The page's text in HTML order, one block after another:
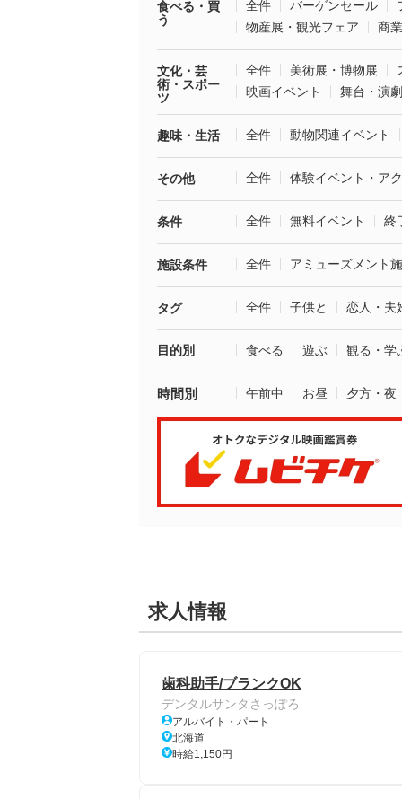
食べる・買
う
全件 バーゲンセール
物産展・観光フェア
商
文化・芸
術・スポー
ツ
全件 美術展・博物展
映画イベント
舞台・演劇
趣味・生活 全件 動物関連イベント
その他 全件 体験イベント・ア
条件 全件 無料イベント 終
施設条件 全件 アミューズメント
タグ 全件 子供と 恋人・夫
目的別 食べる 遊ぶ 観る・学
時間別 午前中 お昼 夕方・夜
求人情報
歯科助手/ブランクOK
デンタルサンタさっぽろ
アルバイト・パート
北海道
時給1,150円